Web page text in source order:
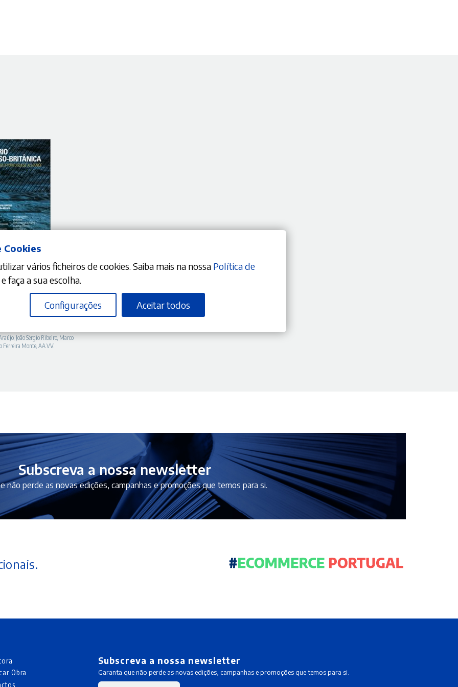
Aliança Luso-Britânica:
,João Sérgio Ribeiro,Marco
Ferreira Monte AA.VV.
Subscreva a nossa newsletter
não perde as novas edições, campanhas e promoções que temos para si.
Obra
Subscreva a nossa newsletter
Garanta que não perde as novas edições, campanhas e promoções que temos para si.
Cookies
vários ficheiros de cookies. Saiba mais na nossa Política de
e faça a sua escolha.
Configurações Aceitar todos